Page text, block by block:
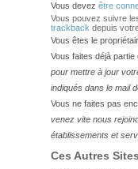
Vous devez être
Vous pouvez suivre
trackback depuis
Vous êtes le
Vous faites déjà
pour mettre à jour
indiqués dans le mail
Vous ne faites pas
venez vite nous
établissements et
Ces Autres